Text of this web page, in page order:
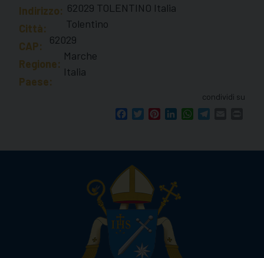
Indirizzo: 62029 TOLENTINO Italia
Città:
Tolentino
CAP:
62029
Regione:
Marche
Paese:
Italia
condividi su
FacebookTwitterPinterestLinkedInWhatsApp